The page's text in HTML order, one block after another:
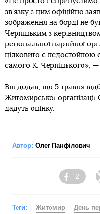
зв’язку з цим офіційно
зображення на борді не
Черпіцьким з
регіональної партійної
цілковито є недостойною
самого К. Черпіцького», —
Він додав, що 5 травня
Житомирської
дадуть оцінку.
Автор: Олег Панфілович
2
Теги: Житомир День